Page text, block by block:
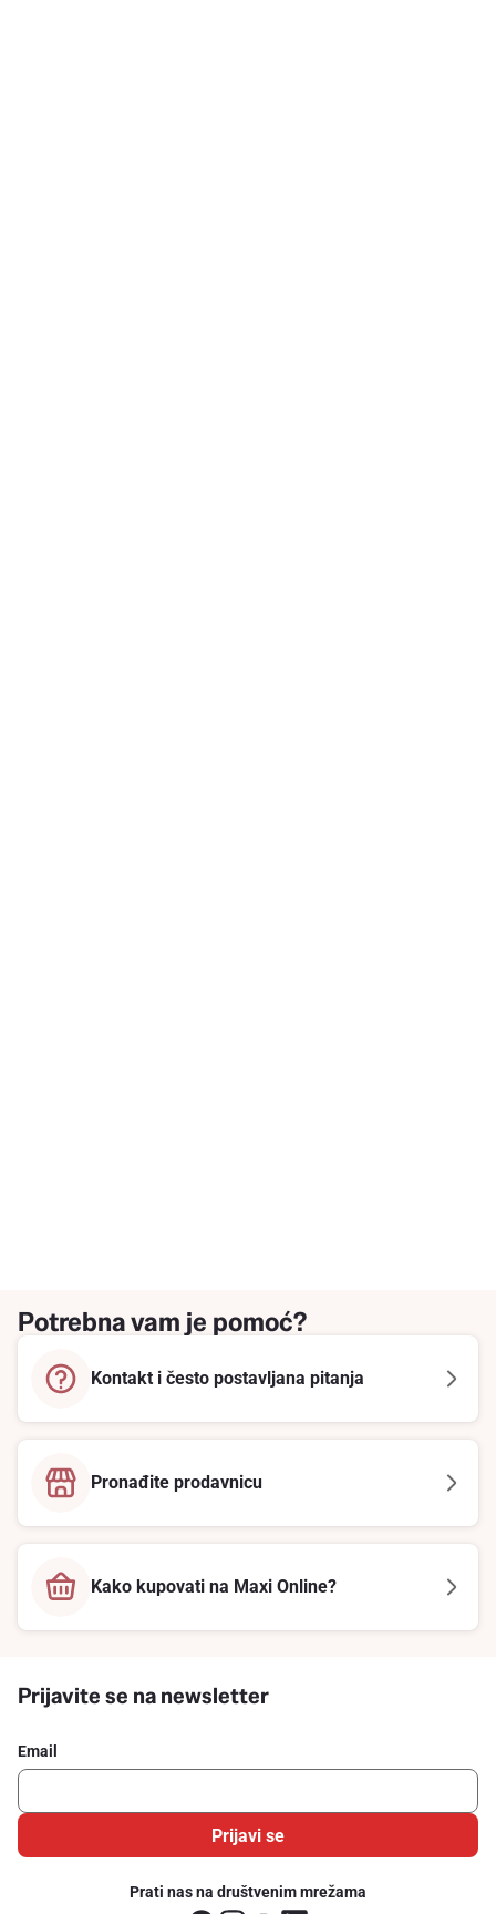
Potrebna vam je pomoć?
Kontakt i često postavljana pitanja
Pronađite prodavnicu
Kako kupovati na Maxi Online?
Prijavite se na newsletter
Email
Prijavi se
Prati nas na društvenim mrežama